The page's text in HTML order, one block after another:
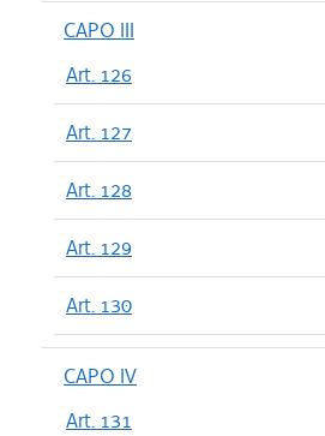
CAPO III
Art. 126
Art. 127
Art. 128
Art. 129
Art. 130
CAPO IV
Art. 131